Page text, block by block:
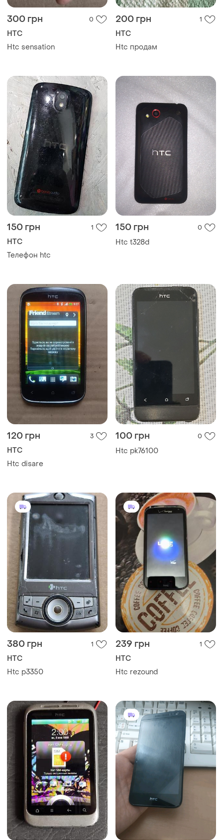
300 грн 0
HTC
Htc sensation
200 грн 1
HTC
Htc продам
150 грн 1
HTC
Телефон htc
150 грн 0
Htc t328d
120 грн 3
HTC
Htc disare
100 грн 0
Htc pk76100
380 грн 1
HTC
Htc p3350
239 грн 1
HTC
Htc rezound